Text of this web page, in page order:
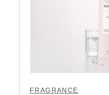
FRAGRANCE